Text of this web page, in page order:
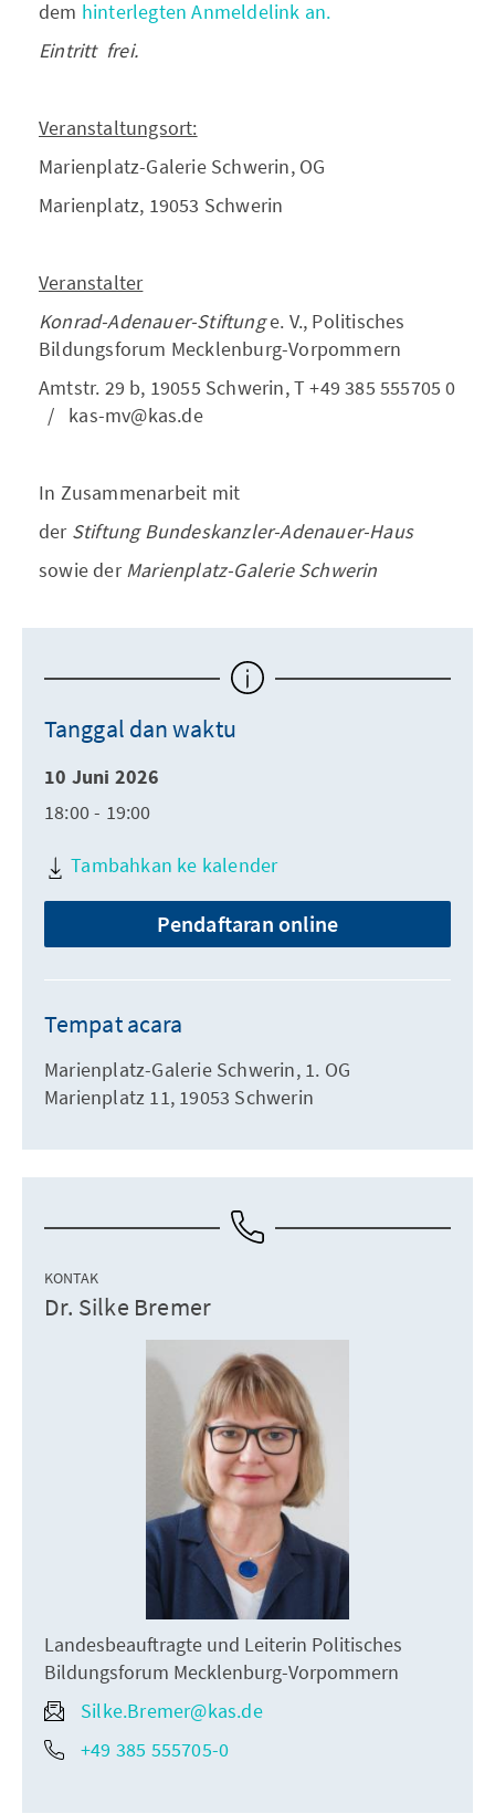
dem hinterlegten Anmeldelink an.
Eintritt frei.
Veranstaltungsort:
Marienplatz-Galerie Schwerin, OG
Marienplatz, 19053 Schwerin
Veranstalter
Konrad-Adenauer-Stiftunge. V., Politisches
Bildungsforum Mecklenburg-Vorpommern
Amtstr. 29 b, 19055 Schwerin, T +49 385 555705 0
/ kas-mv@kas.de
In Zusammenarbeit mit
der Stiftung Bundeskanzler-Adenauer-Haus
sowie derMarienplatz-Galerie Schwerin
Tanggal dan waktu
10 Juni 2026
18:00 - 19:00
Tambahkan ke kalender
Pendaftaran online
Tempat acara
Marienplatz-Galerie Schwerin, 1. OG
Marienplatz 11, 19053 Schwerin
KONTAK
Dr. Silke Bremer
Landesbeauftragte und Leiterin Politisches
Bildungsforum Mecklenburg-Vorpommern
Silke.Bremer@kas.de
+49 385 555705-0